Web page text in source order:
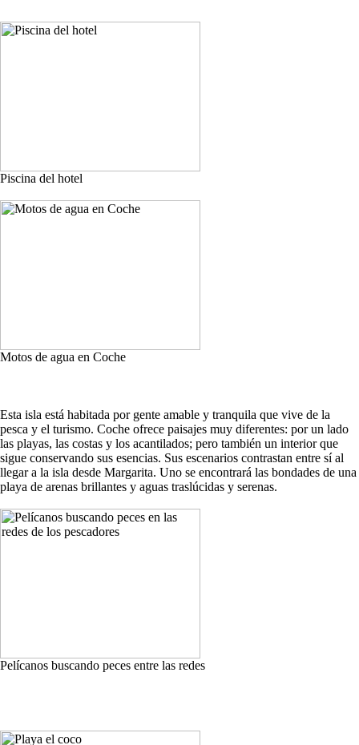
Piscina del hotel
Motos de agua en Coche
Esta isla está habitada por gente amable y tranquila que vive de la
pesca y el turismo. Coche ofrece paisajes muy diferentes: por un lado
las playas, las costas y los acantilados; pero también un interior que
sigue conservando sus esencias. Sus escenarios contrastan entre sí al
llegar a la isla desde Margarita. Uno se encontrará las bondades de una
playa de arenas brillantes y aguas traslúcidas y serenas.
Pelícanos buscando peces entre las redes